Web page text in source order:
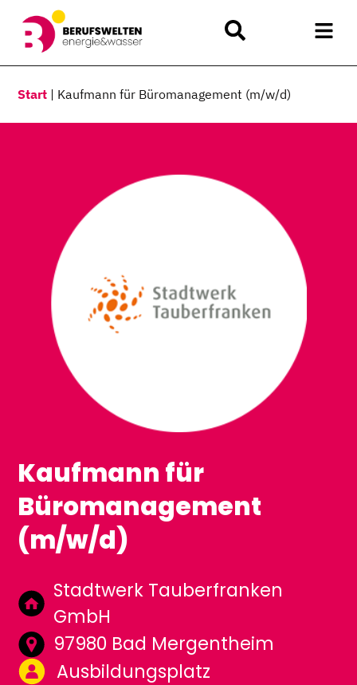
Start | Kaufmann für Büromanagement (m/w/d)
Kaufmann für
Büromanagement
(m/w/d)
Stadtwerk Tauberfranken
GmbH
97980 Bad Mergentheim
Ausbildungsplatz